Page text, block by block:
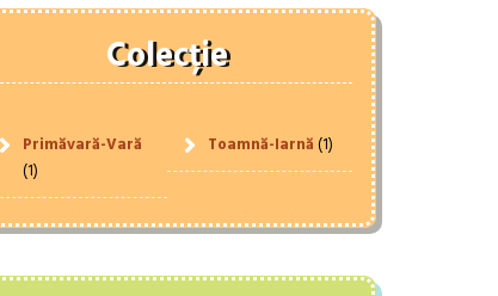
Colecție
Primăvară-Vară
(1)
Toamnă-Iarnă(1)